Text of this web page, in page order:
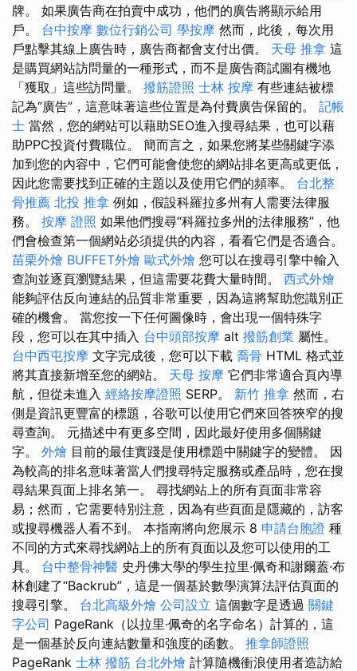
牌。 如果廣告商在拍賣中成功，他們的廣告將顯示給用
戶。 台中按摩 數位行銷公司 學按摩 然而，此後，每次用
戶點擊其線上廣告時，廣告商都會支付出價。 天母 推拿 這
是購買網站訪問量的一種形式，而不是廣告商試圖有機地
「獲取」這些訪問量。 撥筋證照 士林 按摩 有些連結被標
記為“廣告”，這意味著這些位置是為付費廣告保留的。 記帳
士 當然，您的網站可以藉助SEO進入搜尋結果，也可以藉
助PPC投資付費職位。 簡而言之，如果您將某些關鍵字添
加到您的內容中，它們可能會使您的網站排名更高或更低，
因此您需要找到正確的主題以及使用它們的頻率。 台北整
骨推薦 北投 推拿 例如，假設科羅拉多州有人需要法律服
務。 按摩 證照 如果他們搜尋“科羅拉多州的法律服務”，他
們會檢查第一個網站必須提供的內容，看看它們是否適合。
苗栗外燴 BUFFET外燴 歐式外燴 您可以在搜尋引擎中輸入
查詢並逐頁瀏覽結果，但這需要花費大量時間。 西式外燴
能夠評估反向連結的品質非常重要，因為這將幫助您識別正
確的機會。 當您按一下任何圖像時，會出現一個特殊字
段，您可以在其中插入 台中頭部按摩 alt 撥筋創業 屬性。
台中西屯按摩 文字完成後，您可以下載 喬骨 HTML 格式並
將其直接新增至您的網站。 天母 按摩 它們非常適合頁內導
航，但從未進入 經絡按摩證照 SERP。 新竹 推拿 然而，右
側是資訊更豐富的標題，谷歌可以使用它們來回答狹窄的搜
尋查詢。 元描述中有更多空間，因此最好使用多個關鍵
字。 外燴 目前的最佳實踐是使用標題中關鍵字的變體。 因
為較高的排名意味著當人們搜尋特定服務或產品時，您在搜
尋結果頁面上排名第一。 尋找網站上的所有頁面非常容
易；然而，它需要特別注意，因為有些頁面是隱藏的，訪客
或搜尋機器人看不到。 本指南將向您展示 8 申請台胞證 種
不同的方式來尋找網站上的所有頁面以及您可以使用的工
具。 台中整骨神醫 史丹佛大學的學生拉里·佩奇和謝爾蓋·布
林創建了“Backrub”，這是一個基於數學演算法評估頁面的
搜尋引擎。 台北高級外燴 公司設立 這個數字是透過 關鍵
字公司 PageRank（以拉里·佩奇的名字命名）計算的，這
是一個基於反向連結數量和強度的函數。 推拿師證照
PageRank 士林 撥筋 台北外燴 計算隨機衝浪使用者造訪給